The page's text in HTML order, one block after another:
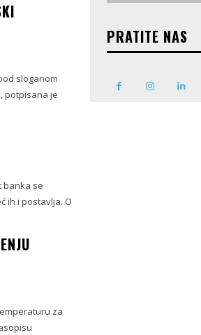
sloganom
potpisana je
banka se
ih i postavlja. O
za
PRATITE NAS